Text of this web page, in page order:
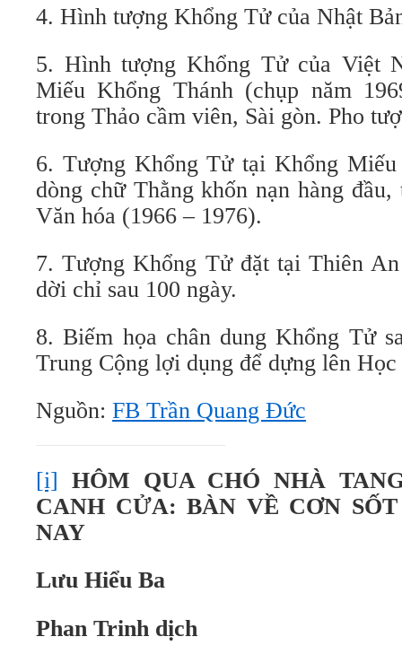
4. Hình tượng Khổng Tử của Nhật
5. Hình tượng Khổng Tử của Việt
Miếu Khổng Thánh (chụp năm
trong Thảo cầm viên, Sài gòn. Pho
6. Tượng Khổng Tử tại Khổng
dòng chữ Thằng khốn nạn hàng
Văn hóa (1966 – 1976).
7. Tượng Khổng Tử đặt tại Thiên
dời chỉ sau 100 ngày.
8. Biếm họa chân dung Khổng Tử
Trung Cộng lợi dụng để dựng lên
Nguồn: FB Trần Quang Đức
[i] HÔM QUA CHÓ NHÀ
CANH CỬA: BÀN VỀ CƠN
NAY
Lưu Hiểu Ba
Phan Trinh dịch